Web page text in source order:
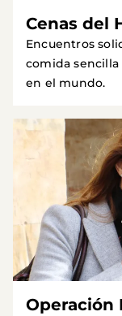
Cenas del
Encuentros
comida
en el mundo.
Operación